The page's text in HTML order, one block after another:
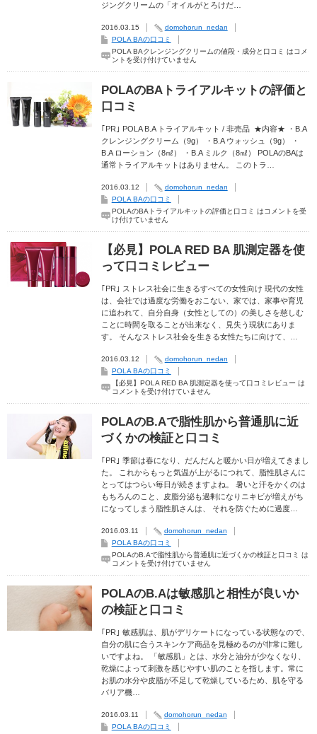
ジングクリームの「オイルがとろけだ…
2016.03.15
domohorun_nedan
POLA BAの口コミ
POLA BAクレンジングクリームの値段・成分と口コミ はコメ
ントを受け付けていません
POLAのBAトライアルキットの評価と
口コミ
｢PR｣ POLA B.A トライアルキット / 非売品 ★内容★ ・B.A
クレンジングクリーム（9g） ・B.A ウォッシュ（9g） ・
B.A ローション（8㎖） ・B.A ミルク（8㎖） POLAのBAは
通常トライアルキットはありません。 このトラ…
2016.03.12
domohorun_nedan
POLA BAの口コミ
POLAのBAトライアルキットの評価と口コミ はコメントを受
け付けていません
【必見】POLA RED BA 肌測定器を使
って口コミレビュー
｢PR｣ ストレス社会に生きるすべての女性向け 現代の女性
は、会社では過度な労働をおこない、家では、家事や育児
に追われて、自分自身（女性としての）の美しさを慈しむ
ことに時間を取ることが出来なく、見失う現状にありま
す。 そんなストレス社会を生きる女性たちに向けて、…
2016.03.12
domohorun_nedan
POLA BAの口コミ
【必見】POLA RED BA 肌測定器を使って口コミレビュー は
コメントを受け付けていません
POLAのB.Aで脂性肌から普通肌に近
づくかの検証と口コミ
｢PR｣ 季節は春になり、だんだんと暖かい日が増えてきまし
た。 これからもっと気温が上がるにつれて、脂性肌さんに
とってはつらい毎日が続きますよね。 暑いと汗をかくのは
もちろんのこと、皮脂分泌も過剰になりニキビが増えがち
になってしまう脂性肌さんは、 それを防ぐために過度…
2016.03.11
domohorun_nedan
POLA BAの口コミ
POLAのB.Aで脂性肌から普通肌に近づくかの検証と口コミ は
コメントを受け付けていません
POLAのB.Aは敏感肌と相性が良いか
の検証と口コミ
｢PR｣ 敏感肌は、肌がデリケートになっている状態なので、
自分の肌に合うスキンケア商品を見極めるのが非常に難し
いですよね。 「敏感肌」とは、水分と油分が少なくなり、
乾燥によって刺激を感じやすい肌のことを指します。常に
お肌の水分や皮脂が不足して乾燥しているため、肌を守る
バリア機…
2016.03.11
domohorun_nedan
POLA BAの口コミ